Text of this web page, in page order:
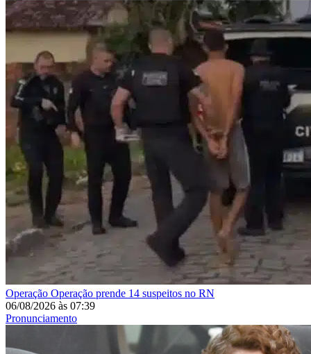
Operação Operação prende 14 suspeitos no RN
06/08/2026 às 07:39
Pronunciamento